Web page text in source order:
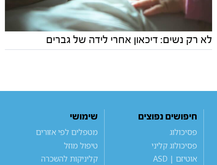
לא רק נשים: דיכאון אחרי לידה של גברים
חיפושים נפוצים
פסיכולוג
פסיכולוג קליני
אוטיזם | ASD
שימושי
מטפלים לפי אזורים
טיפול מוזל
קליניקות להשכרה